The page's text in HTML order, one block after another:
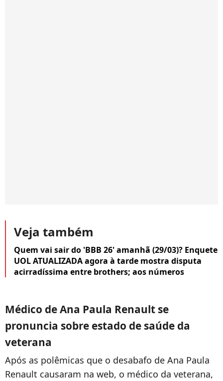
Veja também
Quem vai sair do 'BBB 26' amanhã (29/03)? Enquete
UOL ATUALIZADA agora à tarde mostra disputa
acirradíssima entre brothers; aos números
Médico de Ana Paula Renault se
pronuncia sobre estado de saúde da
veterana
Após as polêmicas que o desabafo de Ana Paula
Renault causaram na web, o médico da veterana,